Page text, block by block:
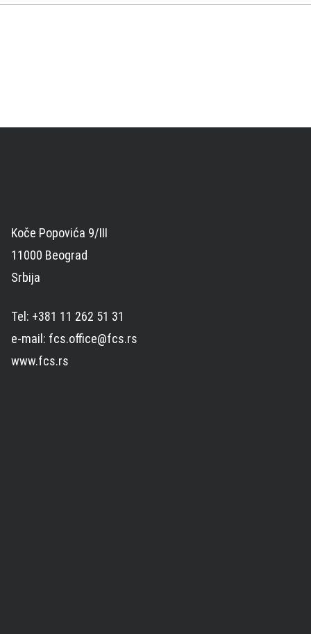
Koče Popovića 9/III
11000 Beograd
Srbija
Tel: +381 11 262 51 31
e-mail: fcs.office@fcs.rs
www.fcs.rs